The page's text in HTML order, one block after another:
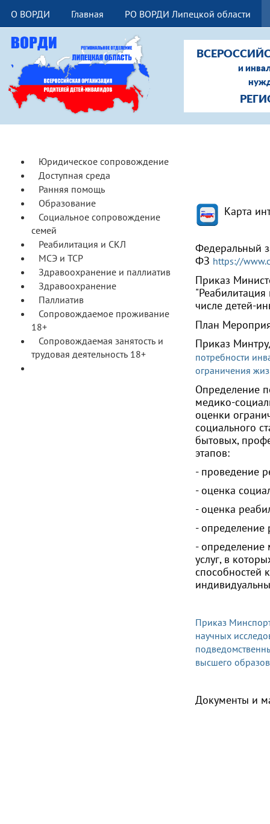
О ВОРДИ Главная РО ВОРДИ Липецкой области
и
Юридическое сопровождение
Доступная среда
Ранняя помощь
Образование
Социальное сопровождение
семей
Реабилитация и СКЛ
МСЭ и ТСР
Здравоохранение и паллиатив
Здравоохранение
Паллиатив
Сопровождаемое проживание
18+
Сопровождаемая занятость и
трудовая деятельность 18+
Федеральный
ФЗ https://
Приказ
числе детей-
План
Приказ
потребности
ограничения
Определение
медико-
оценки
социального
бытовых,
этапов:
- проведение
- оценка
- оценка
- определение
- определение
услуг, в
способностей
Приказ
научных
высшего
Документы и
Карта